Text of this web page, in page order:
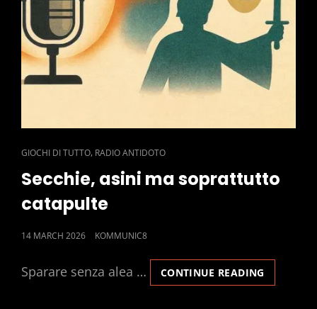
CAT
LINKS
GIOCHI DI TUTTO, RADIO ANTIDOTO
Secchie, asini ma soprattutto
catapulte
POSTED
14 MARCH 2026 KOMMUNIC8
Sparare senza alea … CONTINUE READING
ASINI